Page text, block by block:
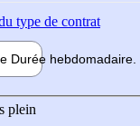
type de contrat
Durée hebdomadaire
plein